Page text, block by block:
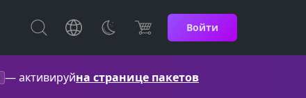
Войти
— активируйна странице пакетов